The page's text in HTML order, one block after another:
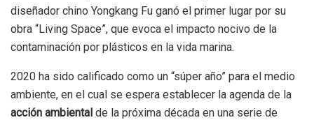
diseñador chino Yongkang Fu ganó el primer lugar por su
obra “Living Space”, que evoca el impacto nocivo de la
contaminación por plásticos en la vida marina.
2020 ha sido calificado como un “súper año” para el medio
ambiente, en el cual se espera establecer la agenda de la
acción ambiental de la próxima década en una serie de